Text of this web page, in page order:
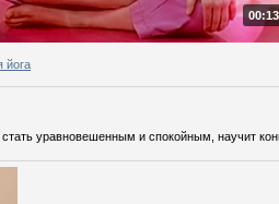
йога
уравновешенным и спокойным, научит